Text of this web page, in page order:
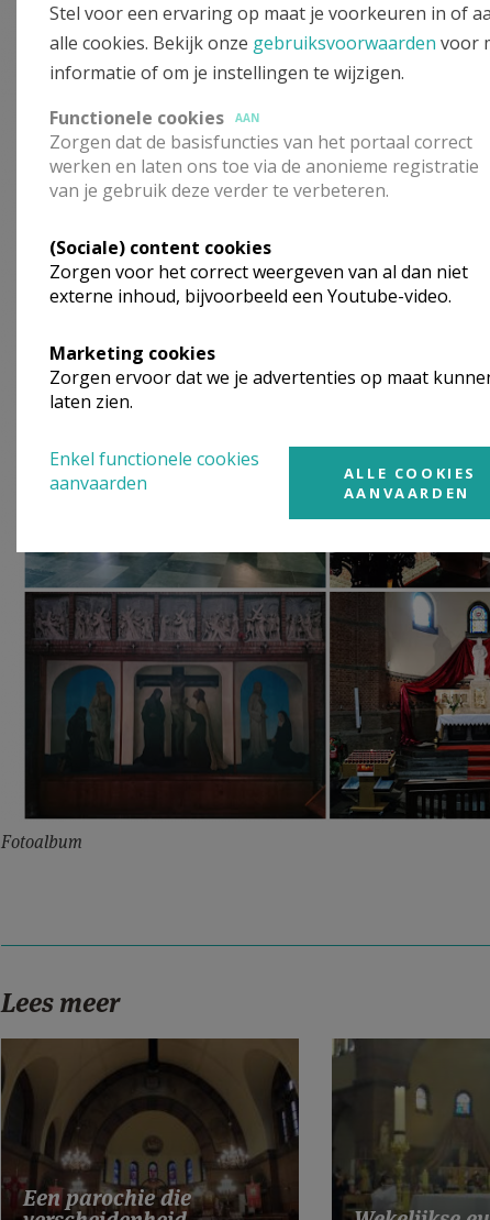
Fotoalbum
Lees meer
Een parochie die
Stel voor een ervaring op maat je voorkeuren in of
alle cookies. Bekijk onze gebruiksvoorwaarden voor
informatie of om je instellingen te wijzigen.
Functionele cookies
AAN
Zorgen dat de basisfuncties van het portaal correct
werken en laten ons toe via de anonieme registratie
van je gebruik deze verder te verbeteren.
(Sociale) content cookies
Zorgen voor het correct weergeven van al dan niet
externe inhoud, bijvoorbeeld een Youtube-video.
Marketing cookies
Zorgen ervoor dat we je advertenties op maat
laten zien.
Enkel functionele cookies
aanvaarden
ALLE COOKIES
AANVAARDEN